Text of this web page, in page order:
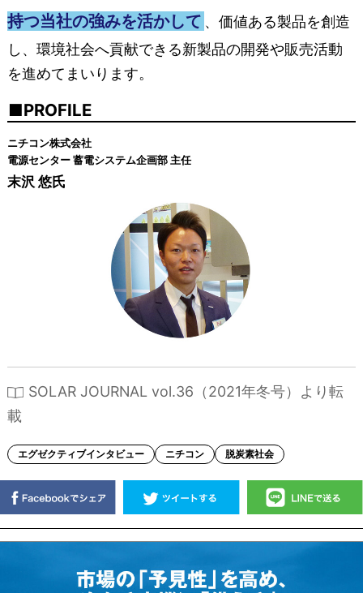
持つ当社の強みを活かして 、価値ある製品を創造
し、環境社会へ貢献できる新製品の開発や販売活動
を進めてまいります。
PROFILE
ニチコン株式会社
電源センター 蓄電システム企画部 主任
末沢 悠氏
SOLAR JOURNAL vol.36（2021年冬号）より転
載
エグゼクティブインタビュー ニチコン 脱炭素社会